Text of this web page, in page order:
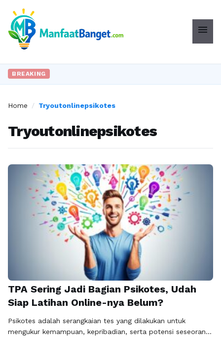
menu
BREAKING
Home / Tryoutonlinepsikotes
Tryoutonlinepsikotes
TPA Sering Jadi Bagian Psikotes, Udah
Siap Latihan Online-nya Belum?
Psikotes adalah serangkaian tes yang dilakukan untuk
mengukur kemampuan, kepribadian, serta potensi seseorang,